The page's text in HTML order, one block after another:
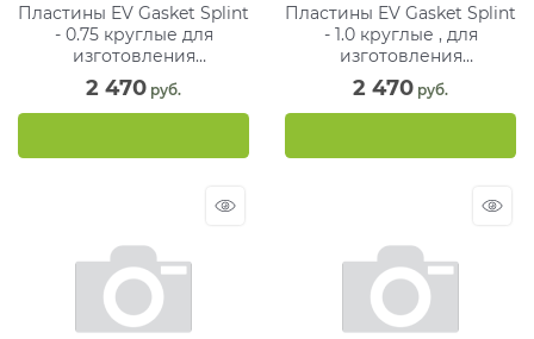
Пластины EV Gasket Splint
- 0.75 круглые для
изготовления
ортодонтических шин, 125
мм (30 шт)
2 470 руб.
Пластины EV Gasket Splint
- 1.0 круглые , для
изготовления
ортодонтических шин, 125
мм (25 шт)
2 470 руб.